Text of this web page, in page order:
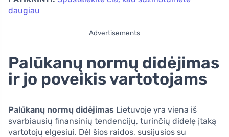
daugiau
Advertisements
Palūkanų normų didėjimas
ir jo poveikis vartotojams
Palūkanų normų didėjimas Lietuvoje yra viena iš
svarbiausių finansinių tendencijų, turinčių didelę įtaką
vartotojų elgesiui. Dėl šios raidos, susijusios su